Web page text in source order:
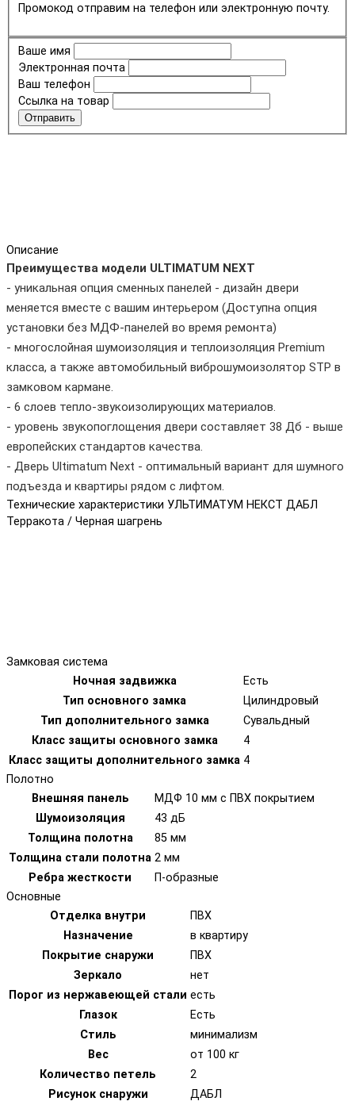
Промокод отправим на телефон или электронную почту.
Ваше имя
Электронная почта
Ваш телефон
Ссылка на товар
Отправить
Описание
Преимущества модели ULTIMATUM NEXT
- уникальная опция сменных панелей - дизайн двери
меняется вместе с вашим интерьером (Доступна опция
установки без МДФ-панелей во время ремонта)
- многослойная шумоизоляция и теплоизоляция Premium
класса, а также автомобильный виброшумоизолятор STP в
замковом кармане.
- 6 слоев тепло-звукоизолирующих материалов.
- уровень звукопоглощения двери составляет 38 Дб - выше
европейских стандартов качества.
- Дверь Ultimatum Next - оптимальный вариант для шумного
подъезда и квартиры рядом с лифтом.
Технические характеристики УЛЬТИМАТУМ НЕКСТ ДАБЛ
Терракота / Черная шагрень
Замковая система
Ночная задвижка
Есть
Тип основного замка
Цилиндровый
Тип дополнительного замка
Сувальдный
Класс защиты основного замка
4
Класс защиты дополнительного замка 4
Полотно
Внешняя панель
МДФ 10 мм с ПВХ покрытием
Шумоизоляция
43 дБ
Толщина полотна
85 мм
Толщина стали полотна 2 мм
Ребра жесткости
П-образные
Основные
Отделка внутри
ПВХ
Назначение
в квартиру
Покрытие снаружи
ПВХ
Зеркало
нет
Порог из нержавеющей стали есть
Глазок
Есть
Стиль
минимализм
Вес
от 100 кг
Количество петель
2
Рисунок снаружи
ДАБЛ